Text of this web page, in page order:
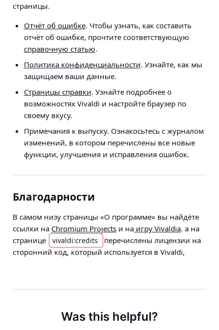
страницы.
Отчёт об ошибке. Чтобы узнать, как составить
отчёт об ошибке, прочтите соответствующую
справочную статью.
Политика конфиденциальности. Узнайте, как мы
защищаем ваши данные.
Страницы справки. Узнайте подробнее о
возможностях Vivaldi и настройте браузер по
своему вкусу.
Примечания к выпуску. Ознакосьтесь с журналом
изменений, в котором перечислены все новые
функции, улучшения и исправления ошибок.
Благодарности
В самом низу страницы «О программе» вы найдёте
ссылки на Chromium Projects и на игру Vivaldia. а на
странице
vivaldi:credits
перечислены лицензии на
сторонний код, который используется в Vivaldi,
Was this helpful?